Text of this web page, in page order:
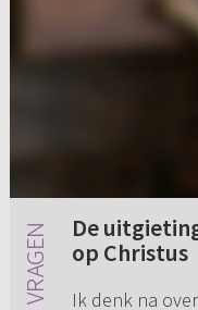
De
op Christus
Ik denk na